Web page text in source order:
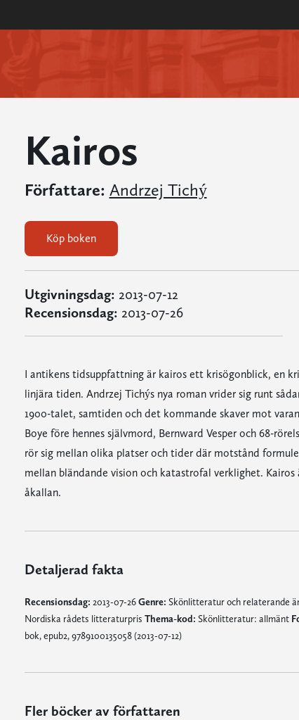
Kairos
Författare: Andrzej Tichý
Köp boken
Utgivningsdag: 2013-07-12
Recensionsdag: 2013-07-26
I antikens tidsuppfattning är kairos ett krisögonblick, en
linjära tiden. Andrzej Tichýs nya roman vrider sig runt
1900-talet, samtiden och det kommande skaver mot
Boye före hennes självmord, Bernward Vesper och 68-
rör sig mellan olika platser och tider där motstånd
mellan bländande vision och katastrofal verklighet.
åkallan.
Detaljerad fakta
Recensionsdag: 2013-07-26Genre: Skönlitteratur och relaterande
Nordiska rådets litteraturpris Thema-kod: Skönlitteratur: allmänt
bok, epub2, 9789100135058 (2013-07-12)
Fler böcker av författaren